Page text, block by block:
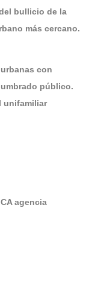
bullicio de la
más cercano.
con
público.
unifamiliar
agencia